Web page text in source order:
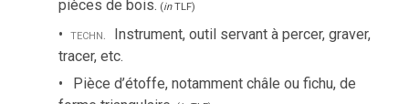
pièces de bois. (inTLF)
techn. Instrument, outil servant à percer, graver,
tracer, etc.
Pièce d’étoffe, notamment châle ou fichu, de